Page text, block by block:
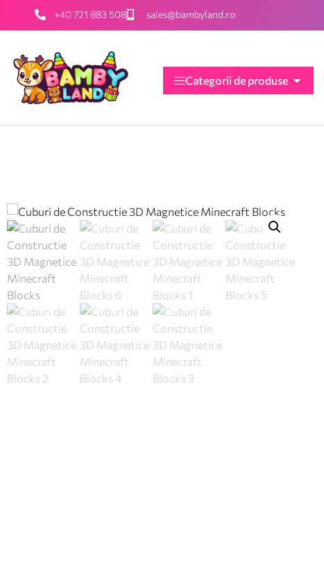
+40 721 883 508 sales@bambyland.ro
Categorii de produse